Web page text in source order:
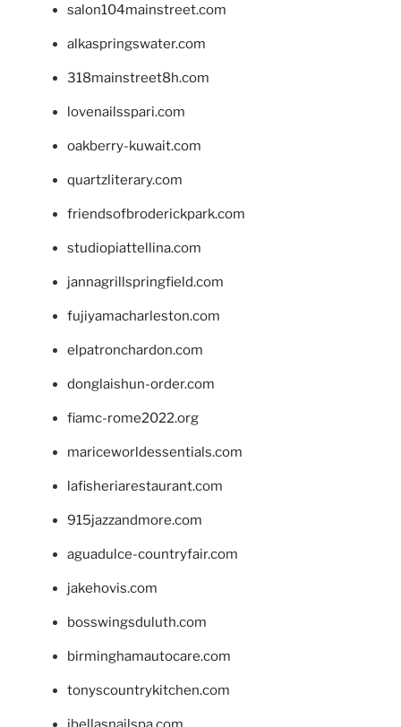
salon104mainstreet.com
alkaspringswater.com
318mainstreet8h.com
lovenailsspari.com
oakberry-kuwait.com
quartzliterary.com
friendsofbroderickpark.com
studiopiattellina.com
jannagrillspringfield.com
fujiyamacharleston.com
elpatronchardon.com
donglaishun-order.com
fiamc-rome2022.org
mariceworldessentials.com
lafisheriarestaurant.com
915jazzandmore.com
aguadulce-countryfair.com
jakehovis.com
bosswingsduluth.com
birminghamautocare.com
tonyscountrykitchen.com